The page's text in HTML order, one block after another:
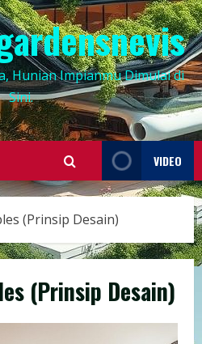
Hunian Impianmu Dimulai di
Sini.
VIDEO
(Prinsip Desain)
(Prinsip Desain)